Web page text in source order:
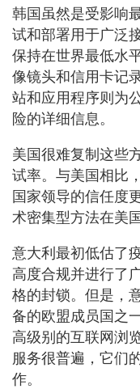
韩国虽然是受影响
试和部署用于广泛
保持在世界最低水
像镜头和信用卡记
站和应用程序则为
险的详细信息。
美国很难复制这些
试率。与美国相比
国家领导的信任度
术密集型方法在美
意大利最初低估了
高度合规并进行了
格的封锁。但是，
备的欧盟成员国之
高级别的互联网浏
服务很普遍，它们
作。